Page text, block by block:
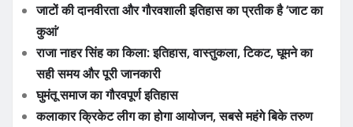
जाटों की दानवीरता और गौरवशाली इतिहास का प्रतीक है ‘जाट का
कुआं’
राजा नाहर सिंह का किला: इतिहास, वास्तुकला, टिकट, घूमने का
सही समय और पूरी जानकारी
घुमंतू समाज का गौरवपूर्ण इतिहास
कलाकार क्रिकेट लीग का होगा आयोजन, सबसे महंगे बिके तरुण